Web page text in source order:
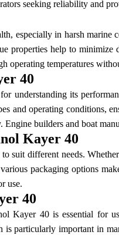
seeking reliability and
especially in harsh marine
properties help to
operating temperatures
40
understanding its
and operating conditions,
builders and boat
Kayer 40
suit different needs.
packaging options
use.
40
Kayer 40 is essential for
is particularly important in